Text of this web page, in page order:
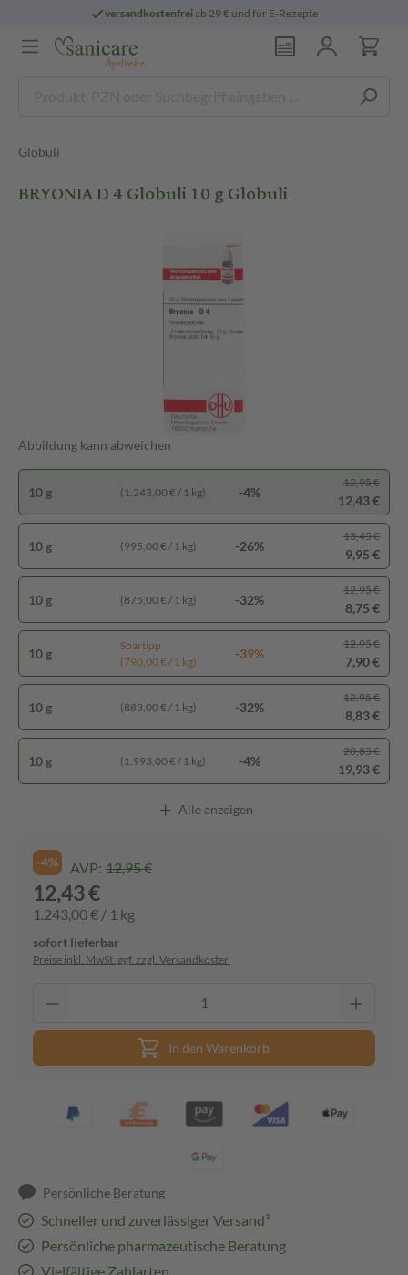
versandkostenfreiab 29 € und für E-Rezepte
Globuli
BRYONIA D 4 Globuli 10 g Globuli
Abbildung kann abweichen
10 g (995,00 € / 1 kg) -26%
13,45 €
9,95 €
10 g (875,00 € / 1 kg) -32%
12,95 €
8,75 €
10 g
Spartipp
(790,00 € / 1 kg)
-39%
12,95 €
7,90 €
10 g (883,00 € / 1 kg) -32%
12,95 €
8,83 €
10 g (1.993,00 € / 1 kg) -4%
20,85 €
19,93 €
10 g (1.243,00 € / 1 kg) -4%
12,95 €
12,43 €
Alle anzeigen
-4% AVP: 12,95 €
12,43 €
1.243,00 € / 1 kg
sofort lieferbar
Preise inkl. MwSt. ggf. zzgl. Versandkosten
In den Warenkorb
Persönliche Beratung
Schneller und zuverlässiger Versand³
Persönliche pharmazeutische Beratung
Vielfältige Zahlarten